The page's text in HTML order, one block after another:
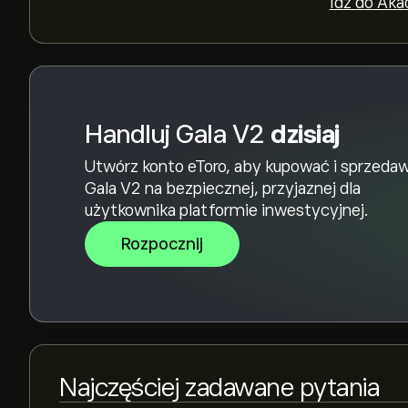
Handluj Gala V2 dzisiaj
Utwórz konto eToro, aby kupować i
Gala V2 na bezpiecznej, przyjaznej dla
użytkownika platformie inwestycyjnej.
Rozpocznij
Najczęściej zadawane pytania
zobaczyć historyczne ruchy cenowe Gala V2.